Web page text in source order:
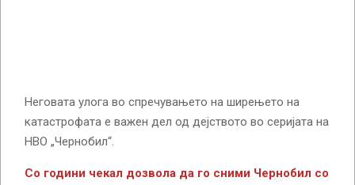
Неговата улога во спречувањето на ширењето на
катастрофата е важен дел од дејството во серијата на
HBO „Чернобил“.
Со години чекал дозвола да го сними Чернобил со